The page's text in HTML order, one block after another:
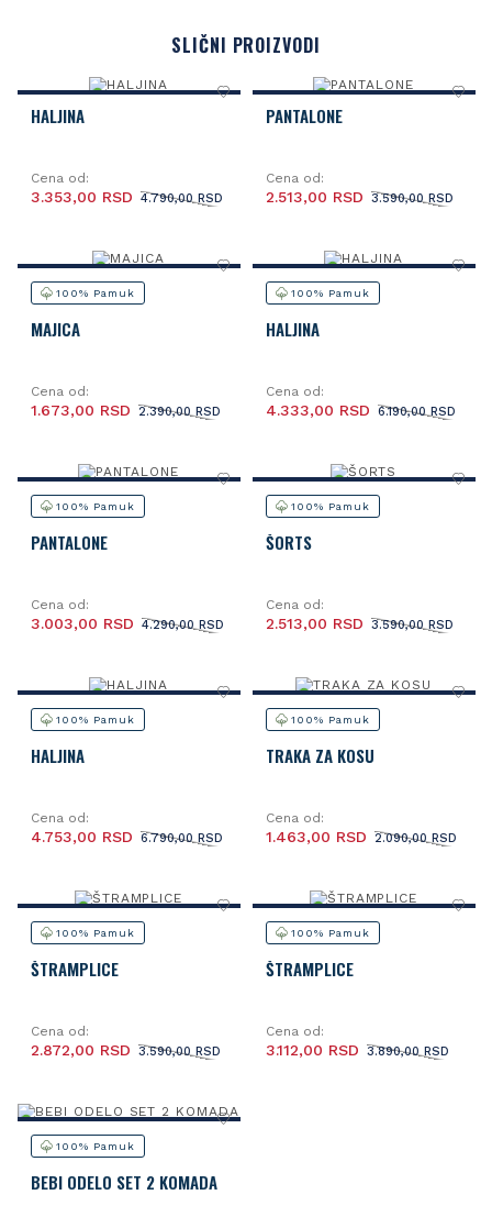
SLIČNI PROIZVODI
HALJINA
Cena od:
4.790,00 RSD
3.353,00 RSD
PANTALONE
Cena od:
3.590,00 RSD
2.513,00 RSD
100% Pamuk
MAJICA
Cena od:
2.390,00 RSD
1.673,00 RSD
100% Pamuk
HALJINA
Cena od:
6.190,00 RSD
4.333,00 RSD
100% Pamuk
PANTALONE
Cena od:
4.290,00 RSD
3.003,00 RSD
100% Pamuk
ŠORTS
Cena od:
3.590,00 RSD
2.513,00 RSD
100% Pamuk
HALJINA
Cena od:
6.790,00 RSD
4.753,00 RSD
100% Pamuk
TRAKA ZA KOSU
Cena od:
2.090,00 RSD
1.463,00 RSD
100% Pamuk
ŠTRAMPLICE
Cena od:
3.590,00 RSD
2.872,00 RSD
100% Pamuk
ŠTRAMPLICE
Cena od:
3.890,00 RSD
3.112,00 RSD
100% Pamuk
BEBI ODELO SET 2 KOMADA